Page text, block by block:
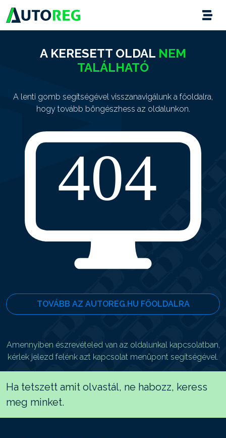
A KERESETT OLDAL NEM
TALÁLHATÓ
A lenti gomb segítségével visszanavigálunk a főoldalra,
hogy tovább böngészhess az oldalunkon.
TOVÁBB AZ AUTOREG.HU FŐOLDALRA
Amennyiben észrevételed van az oldalunkal kapcsolatban,
kérlek jelezd felénk azt kapcsolat menüpont segítségével.
Ha tetszett amit olvastál, ne habozz, keress
meg minket.